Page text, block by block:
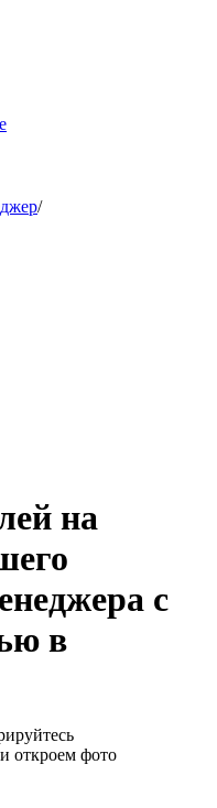
/
на
с
в
откроем фото